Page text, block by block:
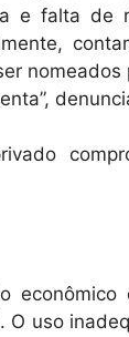
e falta de
nomeados
O uso